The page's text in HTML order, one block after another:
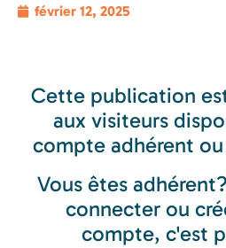
février 12, 2025
Cette publication
aux visiteurs
compte adhérent
Vous êtes
connecter ou
compte, c'est